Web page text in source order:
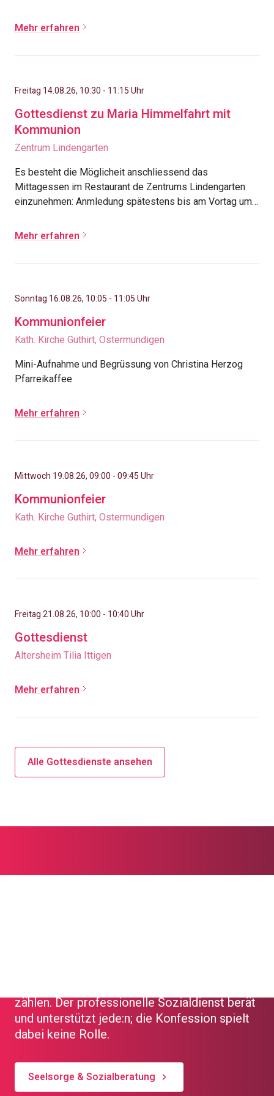
Mehr erfahren
Freitag 14.08.26, 10:30 - 11:15 Uhr
Gottesdienst zu Maria Himmelfahrt mit
Kommunion
Zentrum Lindengarten
Es besteht die Möglicheit anschliessend das
Mittagessen im Restaurant de Zentrums Lindengarten
einzunehmen: Anmledung spätestens bis am Vortag um
Mehr erfahren
Sonntag 16.08.26, 10:05 - 11:05 Uhr
Kommunionfeier
Kath. Kirche Guthirt, Ostermundigen
Mini-Aufnahme und Begrüssung von Christina Herzog
Pfarreikaffee
Mehr erfahren
Mittwoch 19.08.26, 09:00 - 09:45 Uhr
Kommunionfeier
Kath. Kirche Guthirt, Ostermundigen
Mehr erfahren
Freitag 21.08.26, 10:00 - 10:40 Uhr
Gottesdienst
Altersheim Tilia Ittigen
Mehr erfahren
Alle Gottesdienste ansehen
zählen. Der professionelle Sozialdienst berät
und unterstützt jede:n; die Konfession spielt
dabei keine Rolle.
Seelsorge & Sozialberatung